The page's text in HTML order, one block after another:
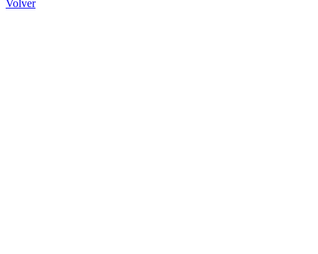
Volver